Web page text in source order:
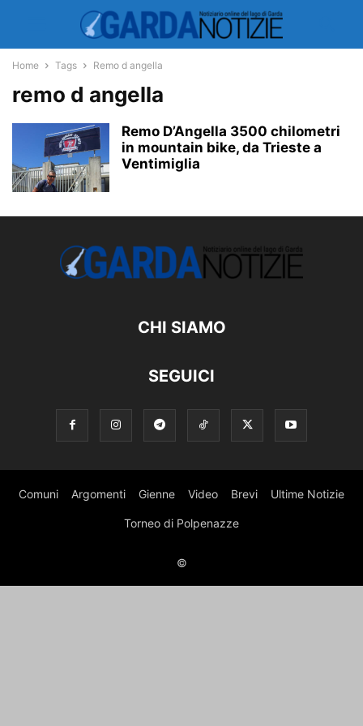
Home Tags Remo d angella
remo d angella
Remo D’Angella 3500 chilometri
in mountain bike, da Trieste a
Ventimiglia
CHI SIAMO
SEGUICI
Comuni Argomenti Gienne Video Brevi Ultime Notizie
Torneo di Polpenazze
©